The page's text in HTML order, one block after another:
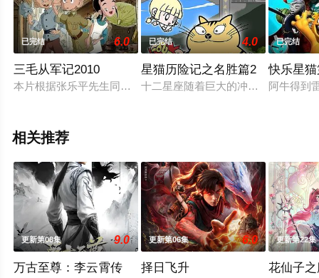
已完结 6.0
三毛从军记2010
本片根据张乐平先生同名漫画《三毛从军记》改编而成。在战
已完结 4.0
星猫历险记之名胜篇2
十二星座随着巨大的冲力四散于中国
已完结
快乐星
阿牛得到
相关推荐
更新第08集 9.0
万古至尊：李云霄传
更新第06集 6.0
择日飞升
更新第22集
花仙子